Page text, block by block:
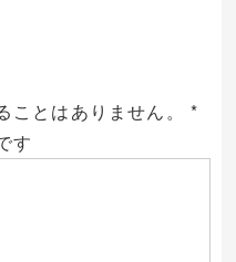
とはありません。
*
す